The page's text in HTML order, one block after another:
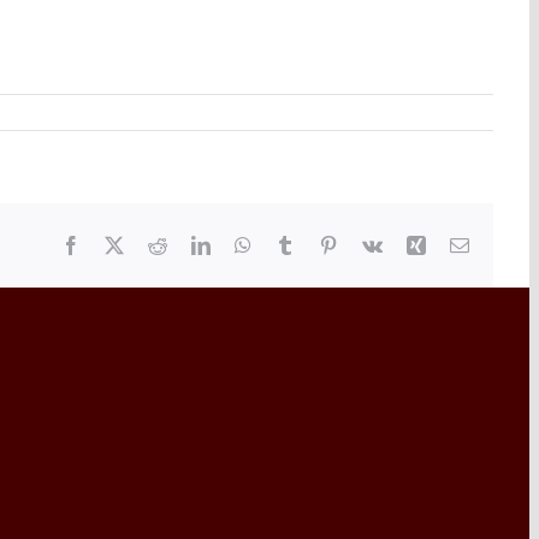
Facebook RedditLinkedInWhatsApp
Tumblr Pinterest
Vk Xing Email